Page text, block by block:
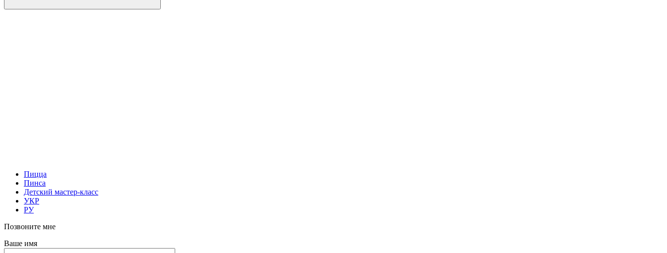
Пицца
Пинса
Детский мастер-класс
УКР
РУ
Позвоните мне
Ваше имя